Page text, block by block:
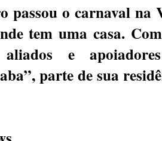
passou o carnaval
tem uma casa.
aliados e
parte de sua